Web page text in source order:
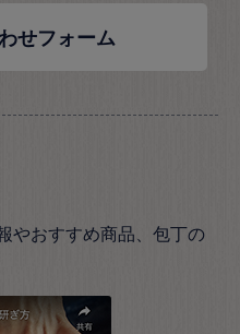
せフォーム
やおすすめ商品、包丁の